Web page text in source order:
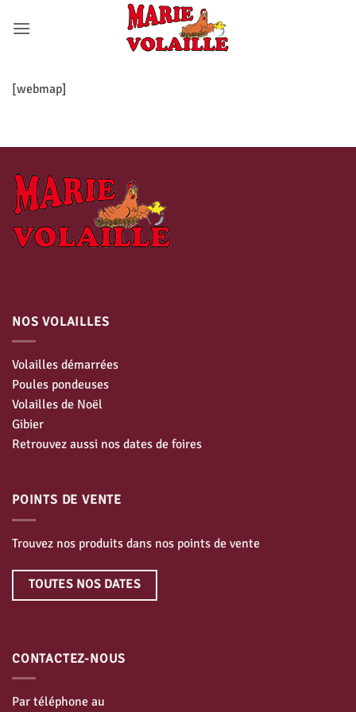
[webmap]
NOS VOLAILLES
Volailles démarrées
Poules pondeuses
Volailles de Noël
Gibier
Retrouvez aussi nos dates de foires
POINTS DE VENTE
Trouvez nos produits dans nos points de vente
TOUTES NOS DATES
CONTACTEZ-NOUS
Par téléphone au